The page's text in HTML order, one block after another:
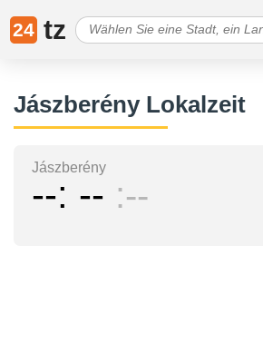
24 tz
Jászberény Lokalzeit
Jászberény
-- -- --